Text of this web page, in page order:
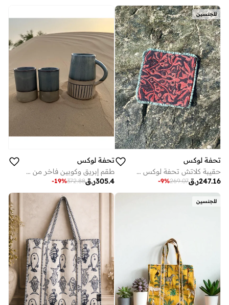
للجنسين
تحفة لوكس
حقيبة كلاتش تحفة لوكس سلمى من كرمة العنب - تطريز يدوي على شكل كرمة قرمزية على قاعدة من الخرز الأسود مع حافة من الساتان المكشكش، بتصميم مربع منظم، 18 × 18 سم
ر.ق247.16
269.07
-9%
تحفة لوكس
طقم إبريق وكوبين فاخر من توفه لوكس مستوحى من البحر والأرض مصنوع يدوياً
ر.ق305.4
372.88
-19%
للجنسين